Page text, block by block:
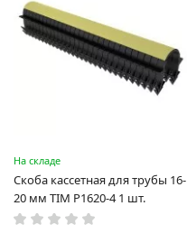
На складе
Скоба кассетная для трубы 16-
20 мм TIM P1620-4 1 шт.